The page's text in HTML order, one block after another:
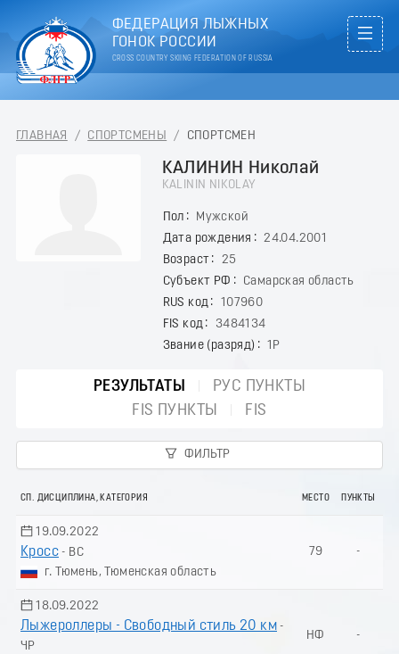
ФЕДЕРАЦИЯ ЛЫЖНЫХ
ГОНОК РОССИИ
CROSS COUNTRY SKIING FEDERATION OF RUSSIA
ГЛАВНАЯ / СПОРТСМЕНЫ / СПОРТСМЕН
КАЛИНИН Николай
KALININ NIKOLAY
Пол
Мужской
Дата рождения
24.04.2001
Возраст
25
Субъект РФ
Самарская область
RUS код
107960
FIS код
3484134
Звание (разряд)
1Р
РЕЗУЛЬТАТЫ
РУС ПУНКТЫ
FIS ПУНКТЫ
FIS
ФИЛЬТР
СП. ДИСЦИПЛИНА, КАТЕГОРИЯ МЕСТО ПУНКТЫ
19.09.2022
Кросс - ВС
г. Тюмень, Тюменская область
79 -
18.09.2022
Лыжероллеры - Свободный стиль 20 км -
ЧР
НФ -